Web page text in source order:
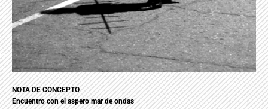
NOTA DE CONCEPTO
Encuentro con el aspero mar de ondas